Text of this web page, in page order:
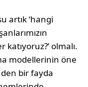
artık ‘hangi
olmalı.
modellerinin öne
bir fayda